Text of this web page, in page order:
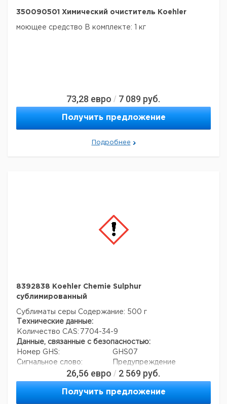
350090501 Химический очиститель Koehler
моющее средство В комплекте: 1 кг
73,28 евро / 7 089 руб.
Получить предложение
Подробнее
8392838 Koehler Chemie Sulphur
сублимированный
Сублиматы серы Содержание: 500 г
Технические данные:
Количество CAS: 7704-34-9
Данные, связанные с безопасностью:
Номер GHS:
GHS07
Сигнальное слово:
Предупреждение
Формулировки опасности: H315
Меры предосторожности: P302 + P352
1350
26,56 евро / 2 569 руб.
Получить предложение